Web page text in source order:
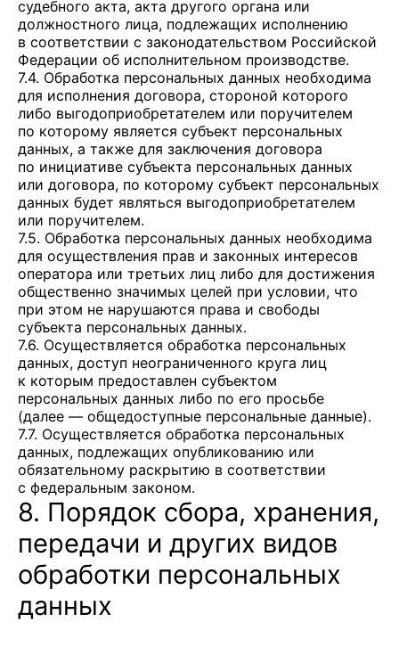
судебного акта, акта другого органа или
должностного лица, подлежащих исполнению
в соответствии с законодательством Российской
Федерации об исполнительном производстве.
7.4. Обработка персональных данных необходима
для исполнения договора, стороной которого
либо выгодоприобретателем или поручителем
по которому является субъект персональных
данных, а также для заключения договора
по инициативе субъекта персональных данных
или договора, по которому субъект персональных
данных будет являться выгодоприобретателем
или поручителем.
7.5. Обработка персональных данных необходима
для осуществления прав и законных интересов
оператора или третьих лиц либо для достижения
общественно значимых целей при условии, что
при этом не нарушаются права и свободы
субъекта персональных данных.
7.6. Осуществляется обработка персональных
данных, доступ неограниченного круга лиц
к которым предоставлен субъектом
персональных данных либо по его просьбе
(далее — общедоступные персональные данные).
7.7. Осуществляется обработка персональных
данных, подлежащих опубликованию или
обязательному раскрытию в соответствии
с федеральным законом.
8. Порядок сбора, хранения,
передачи и других видов
обработки персональных
данных